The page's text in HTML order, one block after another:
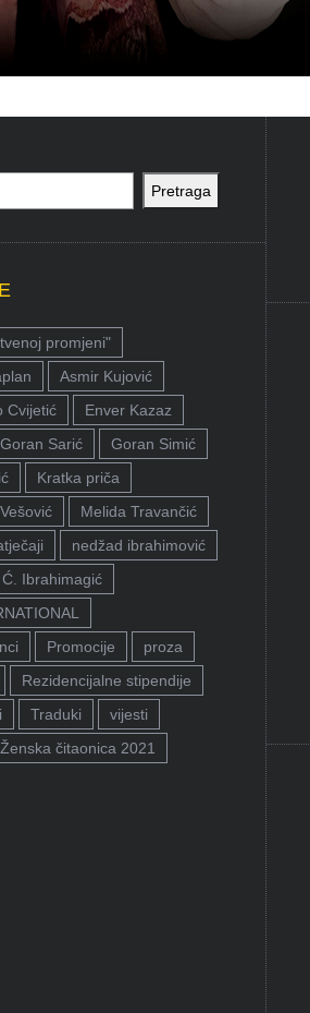
Pretraga
promjeni"
Asmir Kujović
Cvijetić
Enver Kazaz
Goran Sarić
Goran Simić
Kratka priča
Melida Travančić
nedžad ibrahimović
Ibrahimagić
Promocije
proza
Rezidencijalne stipendije
Traduki
vijesti
Ženska čitaonica 2021